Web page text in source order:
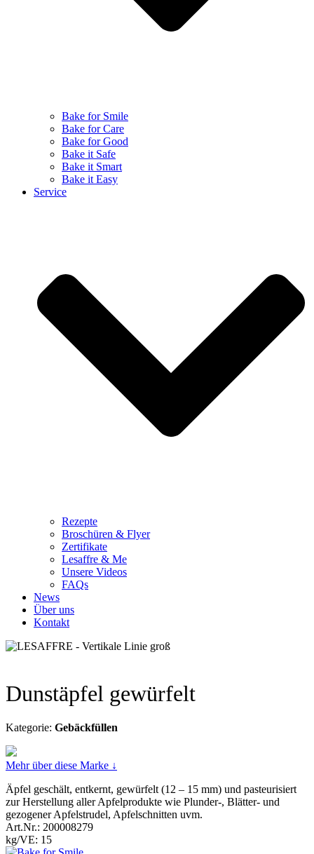
Bake for Smile
Bake for Care
Bake for Good
Bake it Safe
Bake it Smart
Bake it Easy
Service
Rezepte
Broschüren & Flyer
Zertifikate
Lesaffre & Me
Unsere Videos
FAQs
News
Über uns
Kontakt
Dunstäpfel gewürfelt
Kategorie: Gebäckfüllen
Mehr über diese Marke ↓
Äpfel geschält, entkernt, gewürfelt (12 – 15 mm) und pasteurisiert
zur Herstellung aller Apfelprodukte wie Plunder-, Blätter- und
gezogener Apfelstrudel, Apfelschnitten uvm.
Art.Nr.: 200008279
kg/VE: 15